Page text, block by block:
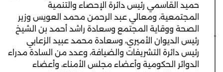
حميد القاسمي رئيس دائرة الإحصاء والتنمية
المجتمعية، ومعالي عبد الرحمن محمد العويس وزير
الصحة ووقاية المجتمع وسعادة راشد أحمد بن الشيخ
رئيس الديوان الأميري، وسعادة محمد عبيد الزعابي
رئيس دائرة التشريفات والضيافة، وعدد من السادة مدراء
الدوائر الحكومية وأعضاء مجلس الأمناء، وأعضاء